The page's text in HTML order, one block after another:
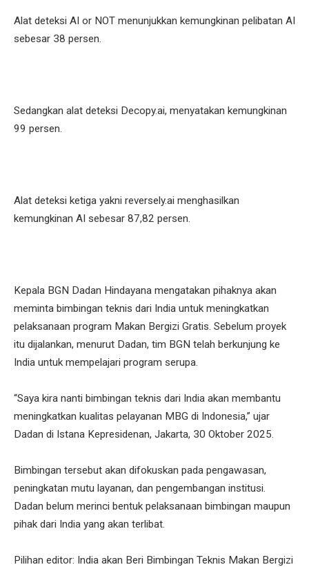
Alat deteksi AI or NOT menunjukkan kemungkinan pelibatan AI
sebesar 38 persen.
Sedangkan alat deteksi Decopy.ai, menyatakan kemungkinan
99 persen.
Alat deteksi ketiga yakni reversely.ai menghasilkan
kemungkinan AI sebesar 87,82 persen.
Kepala BGN Dadan Hindayana mengatakan pihaknya akan
meminta bimbingan teknis dari India untuk meningkatkan
pelaksanaan program Makan Bergizi Gratis. Sebelum proyek
itu dijalankan, menurut Dadan, tim BGN telah berkunjung ke
India untuk mempelajari program serupa.
“Saya kira nanti bimbingan teknis dari India akan membantu
meningkatkan kualitas pelayanan MBG di Indonesia,” ujar
Dadan di Istana Kepresidenan, Jakarta, 30 Oktober 2025.
Bimbingan tersebut akan difokuskan pada pengawasan,
peningkatan mutu layanan, dan pengembangan institusi.
Dadan belum merinci bentuk pelaksanaan bimbingan maupun
pihak dari India yang akan terlibat.
Pilihan editor: India akan Beri Bimbingan Teknis Makan Bergizi